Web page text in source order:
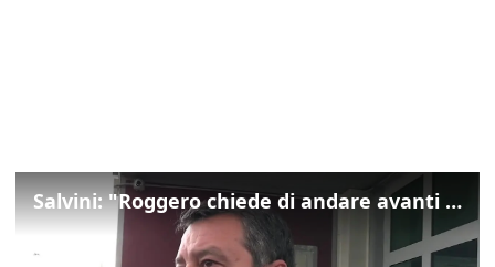
Salvini: "Roggero chiede di andare avanti su norma anti-risarcimenti"